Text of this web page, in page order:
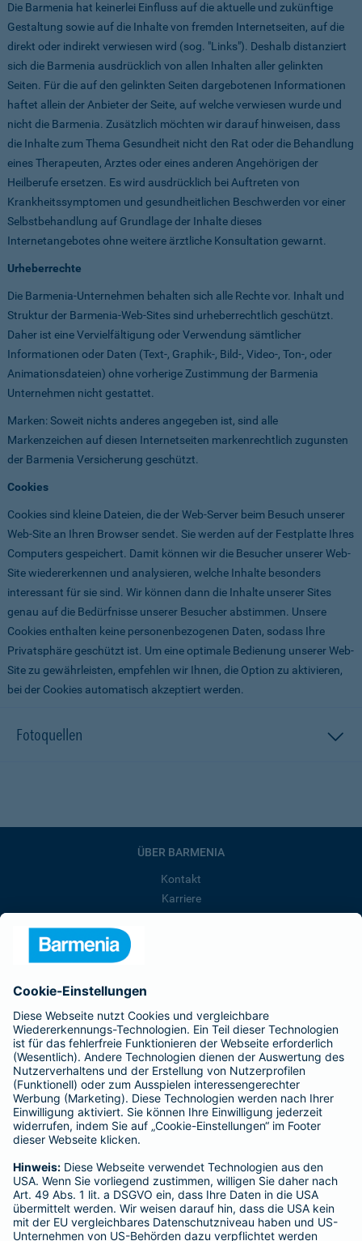
Die Barmenia hat keinerlei Einfluss auf die aktuelle und zukünftige
Gestaltung sowie auf die Inhalte von fremden Internetseiten, auf die
direkt oder indirekt verwiesen wird (sog. "Links"). Deshalb distanziert
sich die Barmenia ausdrücklich von allen Inhalten aller gelinkten
Seiten. Für die auf den gelinkten Seiten dargebotenen Informationen
haftet allein der Anbieter der Seite, auf welche verwiesen wurde und
nicht die Barmenia. Zusätzlich möchten wir darauf hinweisen, dass
die Inhalte zum Thema Gesundheit nicht den Rat oder die Behandlung
eines Therapeuten, Arztes oder eines anderen Angehörigen der
Heilberufe ersetzen. Es wird ausdrücklich bei Auftreten von
Krankheitssymptomen und gesundheitlichen Beschwerden vor einer
Selbstbehandlung auf Grundlage der Inhalte dieses
Internetangebotes ohne weitere ärztliche Konsultation gewarnt.
Urheberrechte
Die Barmenia-Unternehmen behalten sich alle Rechte vor. Inhalt und
Struktur der Barmenia-Web-Sites sind urheberrechtlich geschützt.
Daher ist eine Vervielfältigung oder Verwendung sämtlicher
Informationen oder Daten (Text-, Graphik-, Bild-, Video-, Ton-, oder
Animationsdateien) ohne vorherige Zustimmung der Barmenia
Unternehmen nicht gestattet.
Marken: Soweit nichts anderes angegeben ist, sind alle
Markenzeichen auf diesen Internetseiten markenrechtlich zugunsten
der Barmenia Versicherung geschützt.
Cookies
Cookies sind kleine Dateien, die der Web-Server beim Besuch unserer
Web-Site an Ihren Browser sendet. Sie werden auf der Festplatte Ihres
Computers gespeichert. Damit können wir die Besucher unserer Web-
Site wiedererkennen und analysieren, welche Inhalte besonders
interessant für sie sind. Wir können dann die Inhalte unserer Sites
genau auf die Bedürfnisse unserer Besucher abstimmen. Unsere
Cookies enthalten keine personenbezogenen Daten, sodass Ihre
Privatsphäre geschützt ist. Um eine optimale Bedienung unserer Web-
Site zu gewährleisten, empfehlen wir Ihnen, die Option zu aktivieren,
bei der Cookies automatisch akzeptiert werden.
Fotoquellen
ÜBER BARMENIA
Kontakt
Karriere
Barmenia ist Teil der BarmeniaGothaer
BELIEBTE SEITEN
Kranken-Zusatzversicherung
Tierversicherungen
Haftpflichtversicherung
Hausratversicherung
Adresse ändern
Schaden melden
Kilometerstandsmeldung
Serviceübersicht